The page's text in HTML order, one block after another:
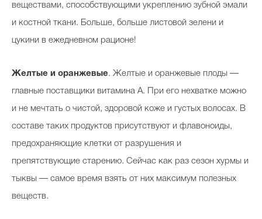
веществами, способствующими укреплению зубной эмали
и костной ткани. Больше, больше листовой зелени и
цукини в ежедневном рационе!
Желтые и оранжевые. Желтые и оранжевые плоды —
главные поставщики витамина А. При его нехватке можно
и не мечтать о чистой, здоровой коже и густых волосах. В
составе таких продуктов присутствуют и флавоноиды,
предохраняющие клетки от разрушения и
препятствующие старению. Сейчас как раз сезон хурмы и
тыквы — самое время взять от них максимум полезных
веществ.